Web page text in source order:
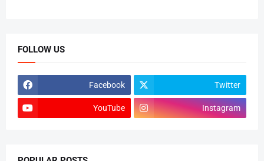
FOLLOW US
Facebook Twitter
YouTube Instagram